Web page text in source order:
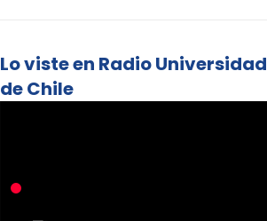
Lo viste en Radio Universidad
de Chile